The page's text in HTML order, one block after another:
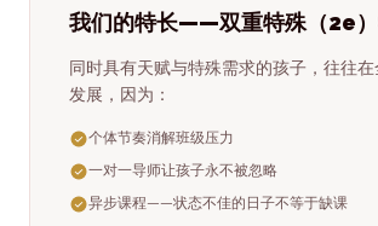
我们的特长——双重特殊（2e
同时具有天赋与特殊需求的孩子，往往
发展，因为：
个体节奏消解班级压力
一对一导师让孩子永不被忽略
异步课程——状态不佳的日子不等于缺课